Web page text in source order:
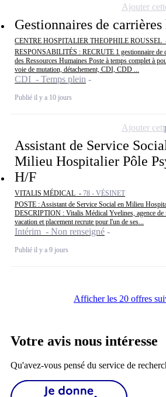
Gestionnaires de
CENTRE HOSPITALIER THEOPHILE ROUSSEL
RESPONSABILITÉS : RECRUTE 1 gestionnaire de
des Ressources Humaines Poste à temps complet à
voie de mutation, détachement, CDI, CDD ...
CDI - Temps plein
Publié il y a 10 jours
Ajouter
Assistant de Service
Milieu Hospitalier Pôle
H/F
VITALIS MÉDICAL - 78 - VÉSINET
POSTE : Assistant de Service Social en Milieu
DESCRIPTION : Vitalis Médical Yvelines, agence de
vacation et placement recrute pour l'un de ses...
Intérim - Non renseigné
Publié il y a 9 jours
Ajouter
Afficher les 20 offres
Votre avis nous intéresse
Qu'avez-vous pensé du service de